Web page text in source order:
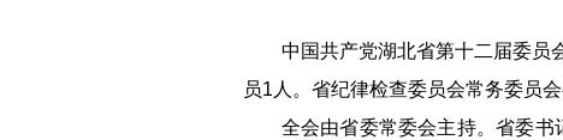
中国共产党湖北省第十二届委员
员1人。省纪律检查委员会常务委员
全会由省委常委会主持。省委